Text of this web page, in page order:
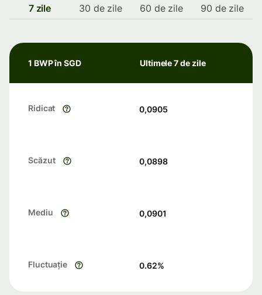
7 zile 30 de zile 60 de zile 90 de zile
1 BWP în SGD Ultimele 7 de zile
Ridicat 0,0905
Scăzut 0,0898
Mediu 0,0901
Fluctuație 0.62%